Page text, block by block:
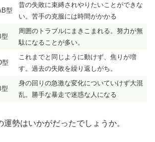
型
昔の失敗に束縛されやりたいことができな
い。苦手の克服には時間がかかる
型
周囲のトラブルにまきこまれる。努力が無
駄になることが多い。
型
これまでと同じように動けず、焦りが増
す。過去の失敗を繰り返しがち。
型
身の回りの急激な変化についていけず大混
乱。勝手な暴走で迷惑な人になる
勢はいかがだったでしょうか。